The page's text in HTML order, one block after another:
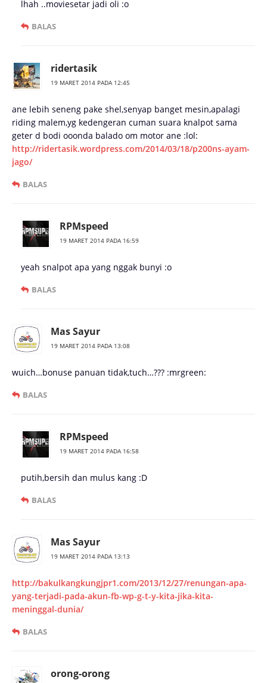
lhah ..moviesetar jadi oli :o
BALAS
ridertasik
19 MARET 2014 PADA 12:45
ane lebih seneng pake shel,senyap banget mesin,apalagi
riding malem,yg kedengeran cuman suara knalpot sama
geter d bodi ooonda balado om motor ane :lol:
http://ridertasik.wordpress.com/2014/03/18/p200ns-ayam-
jago/
BALAS
RPMspeed
19 MARET 2014 PADA 16:59
yeah snalpot apa yang nggak bunyi :o
BALAS
Mas Sayur
19 MARET 2014 PADA 13:08
wuich…bonuse panuan tidak,tuch…??? :mrgreen:
BALAS
RPMspeed
19 MARET 2014 PADA 16:58
putih,bersih dan mulus kang :D
BALAS
Mas Sayur
19 MARET 2014 PADA 13:13
http://bakulkangkungjpr1.com/2013/12/27/renungan-apa-
yang-terjadi-pada-akun-fb-wp-g-t-y-kita-jika-kita-
meninggal-dunia/
BALAS
orong-orong